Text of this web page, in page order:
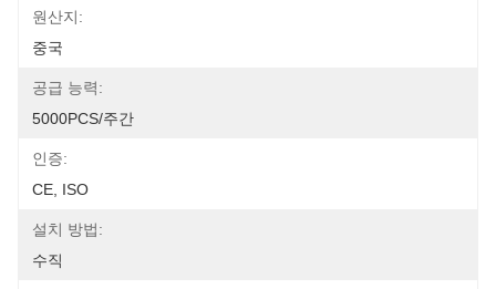
원산지:
중국
공급 능력:
5000PCS/주간
인증:
CE, ISO
설치 방법:
수직